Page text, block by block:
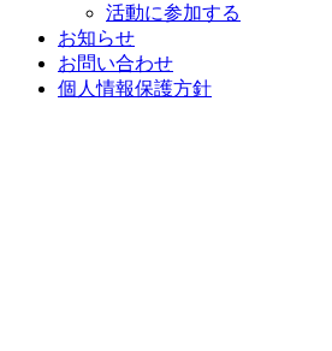
活動に参加する
お知らせ
お問い合わせ
個人情報保護方針